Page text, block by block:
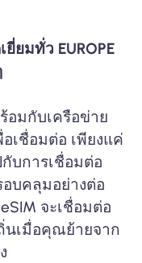
ยมทั่ว EUROPE
อมกับเครือข่าย
เชื่อมต่อ เพียงแค่
บการเชื่อมต่อ
บคลุมอย่างต่อ
จะเชื่อมต่อ
นเมื่อคุณย้ายจาก